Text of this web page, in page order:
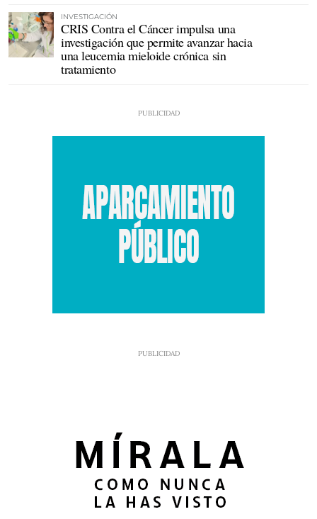
INVESTIGACIÓN
CRIS Contra el Cáncer impulsa una
investigación que permite avanzar hacia
una leucemia mieloide crónica sin
tratamiento